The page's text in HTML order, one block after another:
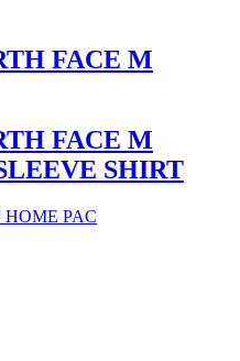
FACE M
FACE M
SHIRT